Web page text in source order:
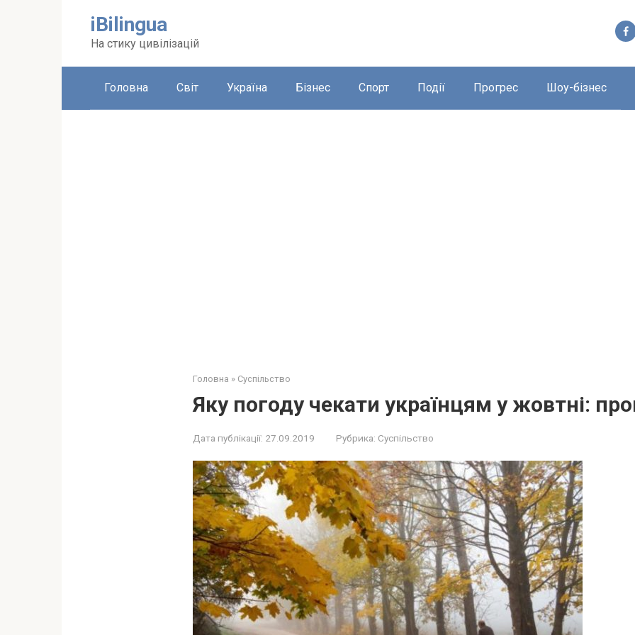
iBilingua
На стику цивілізацій
Головна Світ Україна Бізнес Спорт Події Прогрес Шоу-бізнес
Головна » Суспільство
Яку погоду чекати українцям у жовтні:
Дата публікації: 27.09.2019 Рубрика: Суспільство